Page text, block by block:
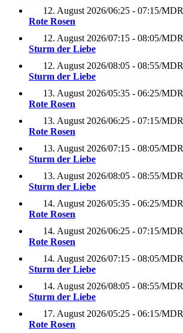
12. August 2026/06:25 - 07:15/MDR
Rote Rosen
12. August 2026/07:15 - 08:05/MDR
Sturm der Liebe
12. August 2026/08:05 - 08:55/MDR
Sturm der Liebe
13. August 2026/05:35 - 06:25/MDR
Rote Rosen
13. August 2026/06:25 - 07:15/MDR
Rote Rosen
13. August 2026/07:15 - 08:05/MDR
Sturm der Liebe
13. August 2026/08:05 - 08:55/MDR
Sturm der Liebe
14. August 2026/05:35 - 06:25/MDR
Rote Rosen
14. August 2026/06:25 - 07:15/MDR
Rote Rosen
14. August 2026/07:15 - 08:05/MDR
Sturm der Liebe
14. August 2026/08:05 - 08:55/MDR
Sturm der Liebe
17. August 2026/05:25 - 06:15/MDR
Rote Rosen